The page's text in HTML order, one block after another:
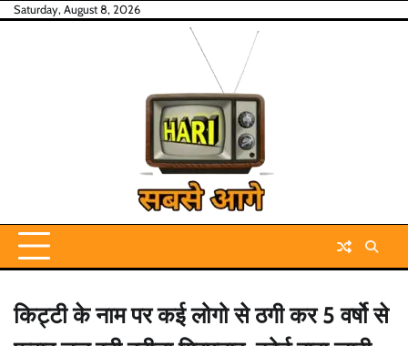
SkipSaturday, August 8, 2026
किट्टी के नाम पर कई लोगो से ठगी कर 5 वर्षो से